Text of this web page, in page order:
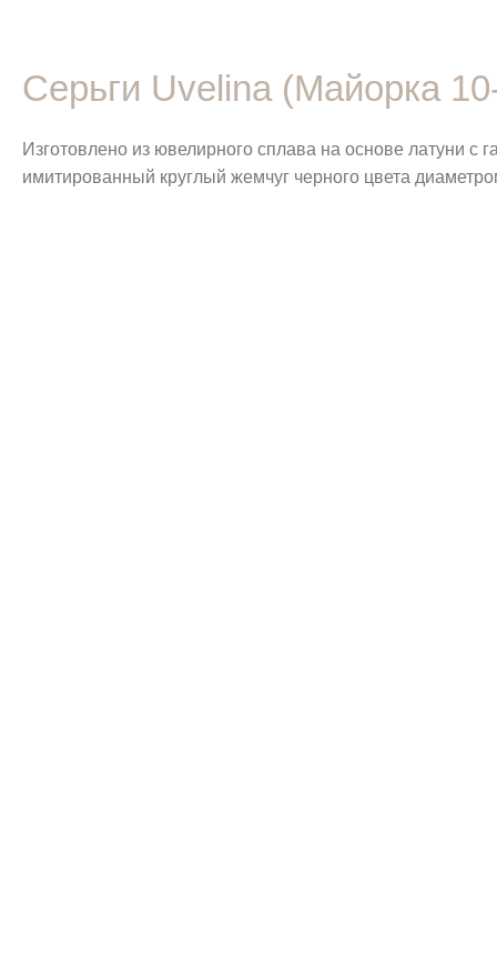
Серьги Uvelina (Майорка
Изготовлено из ювелирного сплава на основе латуни
имитированный круглый жемчуг черного цвета